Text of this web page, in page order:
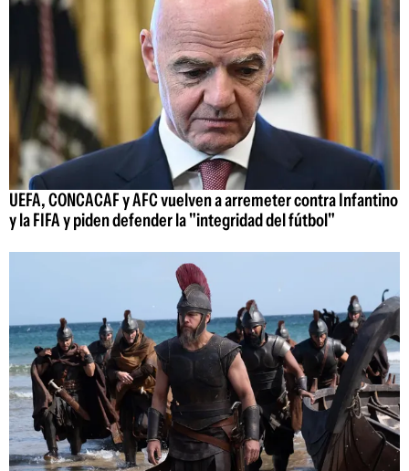
UEFA, CONCACAF y AFC vuelven a arremeter contra Infantino
y la FIFA y piden defender la "integridad del fútbol"